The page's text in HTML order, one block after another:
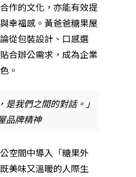
作的文化，亦能有效提
幸福感。黃爸爸糖果屋
從包裝設計、口感選
合辦公需求，成為企業
。
是我們之間的對話。」
品牌精神
空間中導入「糖果外
美味又溫暖的人際生